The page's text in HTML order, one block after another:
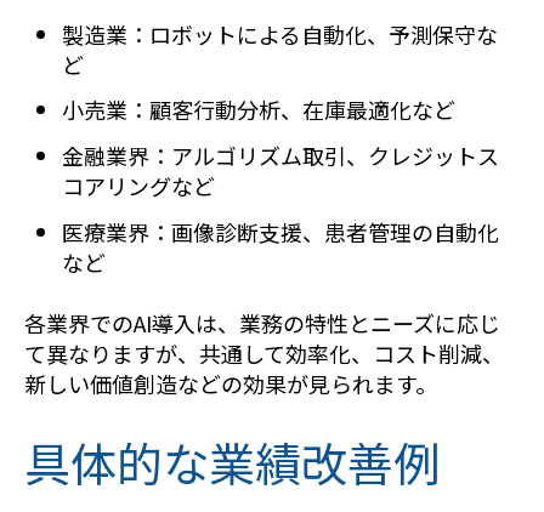
製造業：ロボットによる自動化、予測保守な
ど
小売業：顧客行動分析、在庫最適化など
金融業界：アルゴリズム取引、クレジットス
コアリングなど
医療業界：画像診断支援、患者管理の自動化
など
各業界でのAI導入は、業務の特性とニーズに応じ
て異なりますが、共通して効率化、コスト削減、
新しい価値創造などの効果が見られます。
具体的な業績改善例